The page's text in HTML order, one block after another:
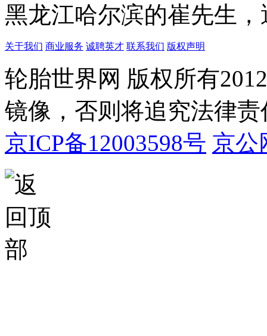
黑龙江哈尔滨的崔先生
关于我们 商业服务 诚聘英才 联系我们 版权声明
轮胎世界网 版权所有
镜像，否则将追究法律责
京ICP备12003598号 京公